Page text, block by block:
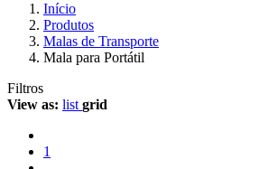
Início
Produtos
Malas de Transporte
Mala para Portátil
Filtros
View as: list grid
1